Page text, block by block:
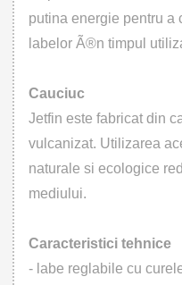
putina energie pentru a
labelor Ã®n timpul
Cauciuc
Jetfin este fabricat din
vulcanizat. Utilizarea
naturale si ecologice
mediului.
Caracteristici tehnice
- labe reglabile cu